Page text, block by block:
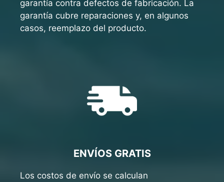
garantía contra defectos de fabricación. La
garantía cubre reparaciones y, en algunos
casos, reemplazo del producto.
ENVÍOS GRATIS
Los costos de envío se calculan